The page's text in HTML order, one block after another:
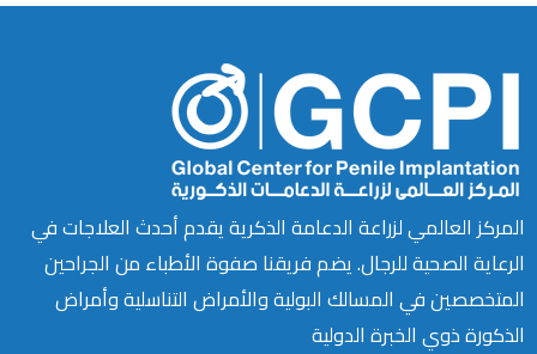
المركز العالمي لزراعة الدعامة الذكرية يقدم أحدث العلاجات في
الرعاية الصحية للرجال. يضم فريقنا صفوة الأطباء من الجراحين
المتخصصين في المسالك البولية والأمراض التناسلية وأمراض
الذكورة ذوي الخبرة الدولية